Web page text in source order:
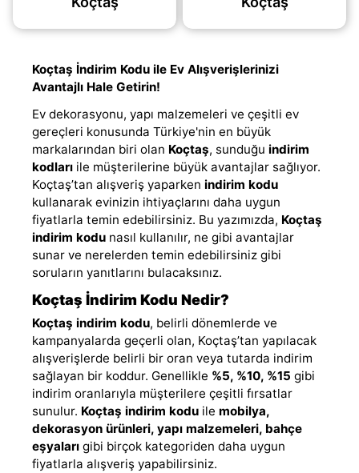
fiyatlarla
(daha&helliip;)
tıklamanız yeterlidir.
Koçtaş İndirim Kodu ile Ev Alışverişlerinizi
Avantajlı Hale Getirin!
Ev dekorasyonu, yapı malzemeleri ve çeşitli ev
gereçleri konusunda Türkiye'nin en büyük
markalarından biri olan Koçtaş, sunduğu indirim
kodları ile müşterilerine büyük avantajlar sağlıyor.
Koçtaş’tan alışveriş yaparken indirim kodu
kullanarak evinizin ihtiyaçlarını daha uygun
fiyatlarla temin edebilirsiniz. Bu yazımızda, Koçtaş
indirim kodu nasıl kullanılır, ne gibi avantajlar
sunar ve nerelerden temin edebilirsiniz gibi
soruların yanıtlarını bulacaksınız.
Koçtaş İndirim Kodu Nedir?
Koçtaş indirim kodu, belirli dönemlerde ve
kampanyalarda geçerli olan, Koçtaş’tan yapılacak
alışverişlerde belirli bir oran veya tutarda indirim
sağlayan bir koddur. Genellikle %5, %10, %15 gibi
indirim oranlarıyla müşterilere çeşitli fırsatlar
sunulur. Koçtaş indirim kodu ile mobilya,
dekorasyon ürünleri, yapı malzemeleri, bahçe
eşyaları gibi birçok kategoriden daha uygun
fiyatlarla alışveriş yapabilirsiniz.